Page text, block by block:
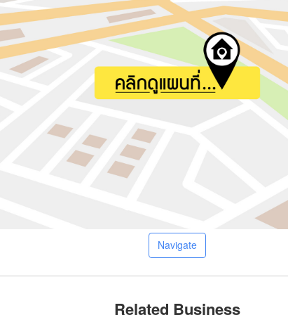
Navigate
Related Business